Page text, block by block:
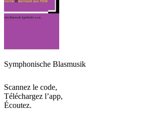
Symphonische Blasmusik
Scannez le code,
Téléchargez l’app,
Écoutez.